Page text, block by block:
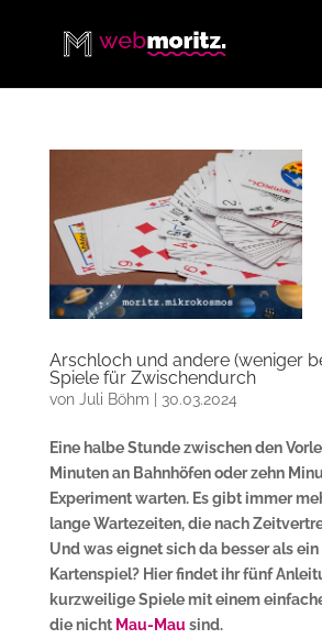
Arschloch und andere (weniger
Spiele für Zwischendurch
von Juli Böhm 30.03.2024
Eine halbe Stunde zwischen den
Minuten an Bahnhöfen oder zehn
Experiment warten. Es gibt immer
lange Wartezeiten, die nach
Und was eignet sich da besser als
Kartenspiel? Hier findet ihr fünf
kurzweilige Spiele mit einem
die nicht Mau-Mau sind.